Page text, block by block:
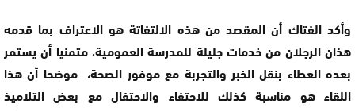
وأكد الفتاك أن المقصد من هذه الالتفاتة هو الاعتراف بما قدمه
هذان الرجلان من خدمات جليلة للمدرسة العمومية، متمنيا أن يستمر
بعده العطاء بنقل الخبر والتجربة مع موفور الصحة، موضحا أن هذا
اللقاء هو مناسبة كذلك للاحتفاء والاحتفال مع بعض التلاميذ